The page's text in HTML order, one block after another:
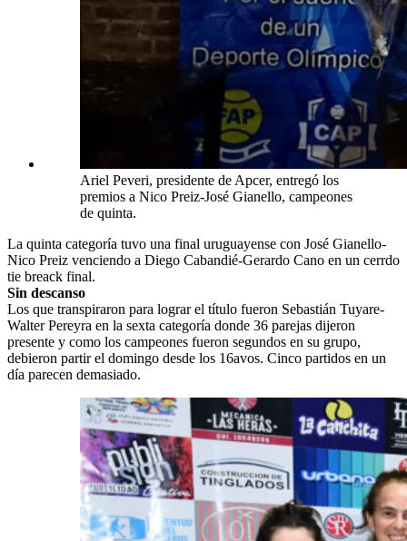
Ariel Peveri, presidente de Apcer, entregó los
premios a Nico Preiz-José Gianello, campeones
de quinta.
La quinta categoría tuvo una final uruguayense con José Gianello-
Nico Preiz venciendo a Diego Cabandié-Gerardo Cano en un cerrdo
tie breack final.
Sin descanso
Los que transpiraron para lograr el título fueron Sebastián Tuyare-
Walter Pereyra en la sexta categoría donde 36 parejas dijeron
presente y como los campeones fueron segundos en su grupo,
debieron partir el domingo desde los 16avos. Cinco partidos en un
día parecen demasiado.